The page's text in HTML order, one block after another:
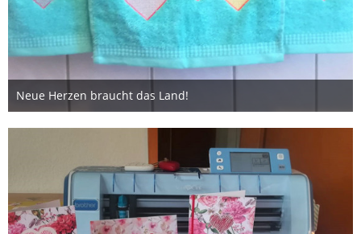
Neue Herzen braucht das Land!
3. Februar 2020